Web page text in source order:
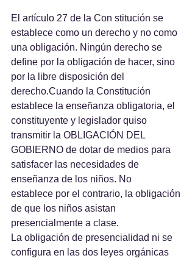
El artículo 27 de la Con stitución se
establece como un derecho y no como
una obligación. Ningún derecho se
define por la obligación de hacer, sino
por la libre disposición del
derecho.Cuando la Constitución
establece la enseñanza obligatoria, el
constituyente y legislador quiso
transmitir la OBLIGACIÓN DEL
GOBIERNO de dotar de medios para
satisfacer las necesidades de
enseñanza de los niños. No
establece por el contrario, la obligación
de que los niños asistan
presencialmente a clase.
La obligación de presencialidad ni se
configura en las dos leyes orgánicas